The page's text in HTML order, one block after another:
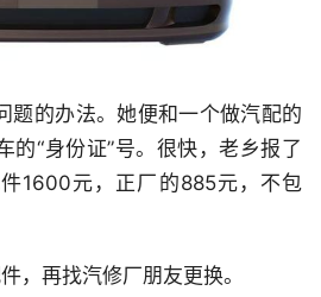
题的办法。她便和一个做汽配的
的“身份证”号。很快，老乡报了
1600元，正厂的885元，不包
，再找汽修厂朋友更换。